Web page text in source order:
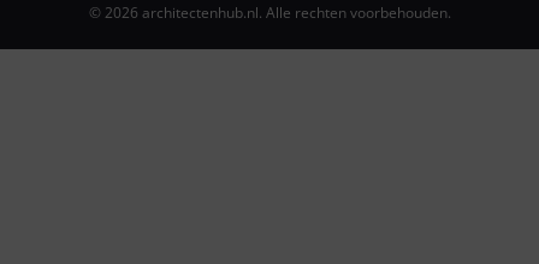
© 2026 architectenhub.nl. Alle rechten voorbehouden.